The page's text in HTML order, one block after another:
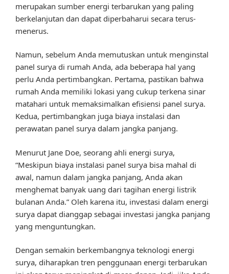
merupakan sumber energi terbarukan yang paling
berkelanjutan dan dapat diperbaharui secara terus-
menerus.
Namun, sebelum Anda memutuskan untuk menginstal
panel surya di rumah Anda, ada beberapa hal yang
perlu Anda pertimbangkan. Pertama, pastikan bahwa
rumah Anda memiliki lokasi yang cukup terkena sinar
matahari untuk memaksimalkan efisiensi panel surya.
Kedua, pertimbangkan juga biaya instalasi dan
perawatan panel surya dalam jangka panjang.
Menurut Jane Doe, seorang ahli energi surya,
“Meskipun biaya instalasi panel surya bisa mahal di
awal, namun dalam jangka panjang, Anda akan
menghemat banyak uang dari tagihan energi listrik
bulanan Anda.” Oleh karena itu, investasi dalam energi
surya dapat dianggap sebagai investasi jangka panjang
yang menguntungkan.
Dengan semakin berkembangnya teknologi energi
surya, diharapkan tren penggunaan energi terbarukan